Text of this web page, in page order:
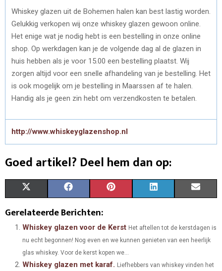
Whiskey glazen uit de Bohemen halen kan best lastig worden.
Gelukkig verkopen wij onze whiskey glazen gewoon online.
Het enige wat je nodig hebt is een bestelling in onze online
shop. Op werkdagen kan je de volgende dag al de glazen in
huis hebben als je voor 15.00 een bestelling plaatst. Wij
zorgen altijd voor een snelle afhandeling van je bestelling. Het
is ook mogelijk om je bestelling in Maarssen af te halen.
Handig als je geen zin hebt om verzendkosten te betalen.
http://www.whiskeyglazenshop.nl
Goed artikel? Deel hem dan op:
A
R
T
W
I
R
C
E R
N
T
A
R
N
K R
I
Gerelateerde Berichten:
Whiskey glazen voor de Kerst Het aftellen tot de kerstdagen is
nu echt begonnen! Nog even en we kunnen genieten van een heerlijk
glas whiskey. Voor de kerst kopen we...
Whiskey glazen met karaf. Liefhebbers van whiskey vinden het